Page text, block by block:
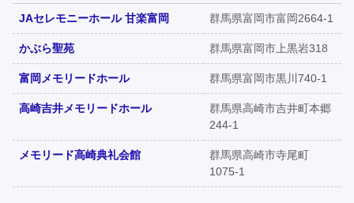
JAセレモニーホール 甘楽富岡 群馬県富岡市富岡2664-1
かぶら聖苑 群馬県富岡市上黒岩318
富岡メモリードホール 群馬県富岡市黒川740-1
高崎吉井メモリードホール
群馬県高崎市吉井町本郷
244-1
メモリード高崎典礼会館
群馬県高崎市寺尾町
1075-1